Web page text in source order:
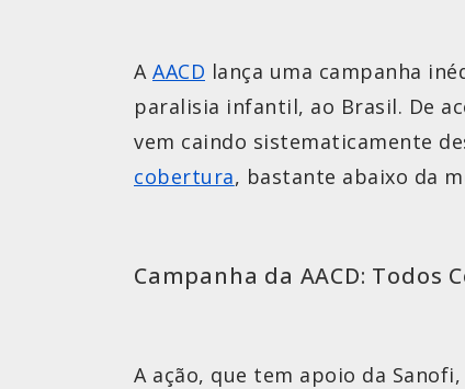
A AACD lança uma campanha
paralisia infantil, ao Brasil. De
vem caindo sistematicamente
cobertura, bastante abaixo da
Campanha da AACD: Todos
A ação, que tem apoio da